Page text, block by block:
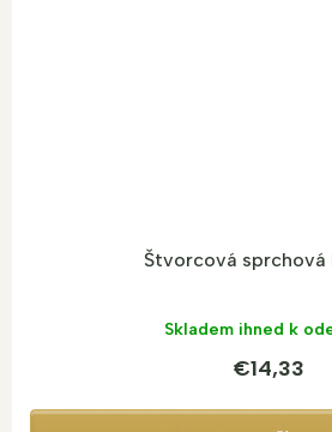
Štvorcová sprchová
Skladem ihned k
€14,33